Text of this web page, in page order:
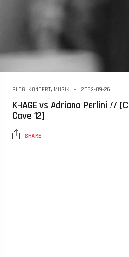
BLOG, KONCERT, MUSIK 2023-09-26
KHAGE vs Adriano Perlini //
Cave 12]
SHARE